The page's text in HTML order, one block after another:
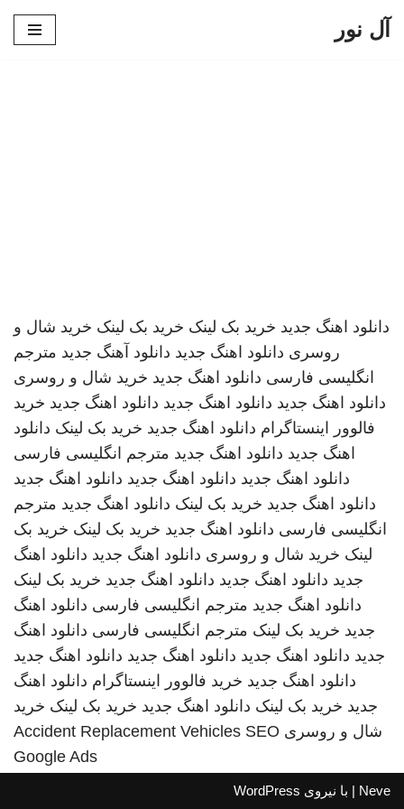
آل نور
دانلود اهنگ جدید خرید بک لینک خرید بک لینک خرید شال و
روسری دانلود اهنگ جدید دانلود آهنگ جدید مترجم
انگلیسی فارسی دانلود اهنگ جدید خرید شال و روسری
دانلود اهنگ جدید دانلود اهنگ جدید دانلود اهنگ جدید خرید
فالوور اینستاگرام دانلود اهنگ جدید خرید بک لینک دانلود
اهنگ جدید دانلود اهنگ جدید مترجم انگلیسی فارسی
دانلود اهنگ جدید دانلود اهنگ جدید دانلود اهنگ جدید
دانلود اهنگ جدید خرید بک لینک دانلود اهنگ جدید مترجم
انگلیسی فارسی دانلود اهنگ جدید خرید بک لینک خرید بک
لینک خرید شال و روسری دانلود اهنگ جدید دانلود اهنگ
جدید دانلود اهنگ جدید دانلود اهنگ جدید خرید بک لینک
دانلود اهنگ جدید مترجم انگلیسی فارسی دانلود اهنگ
جدید خرید بک لینک مترجم انگلیسی فارسی دانلود اهنگ
جدید دانلود اهنگ جدید دانلود اهنگ جدید دانلود اهنگ جدید
دانلود اهنگ جدید خرید فالوور اینستاگرام دانلود اهنگ
جدید خرید بک لینک دانلود اهنگ جدید خرید بک لینک خرید
شال و روسری
Accident Replacement Vehicles SEO
Google Ads
Neve | با نیروی WordPress